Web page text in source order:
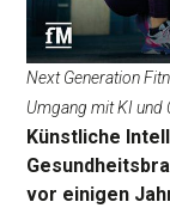
Next Generation
Umgang mit KI und
Künstliche
vor einigen